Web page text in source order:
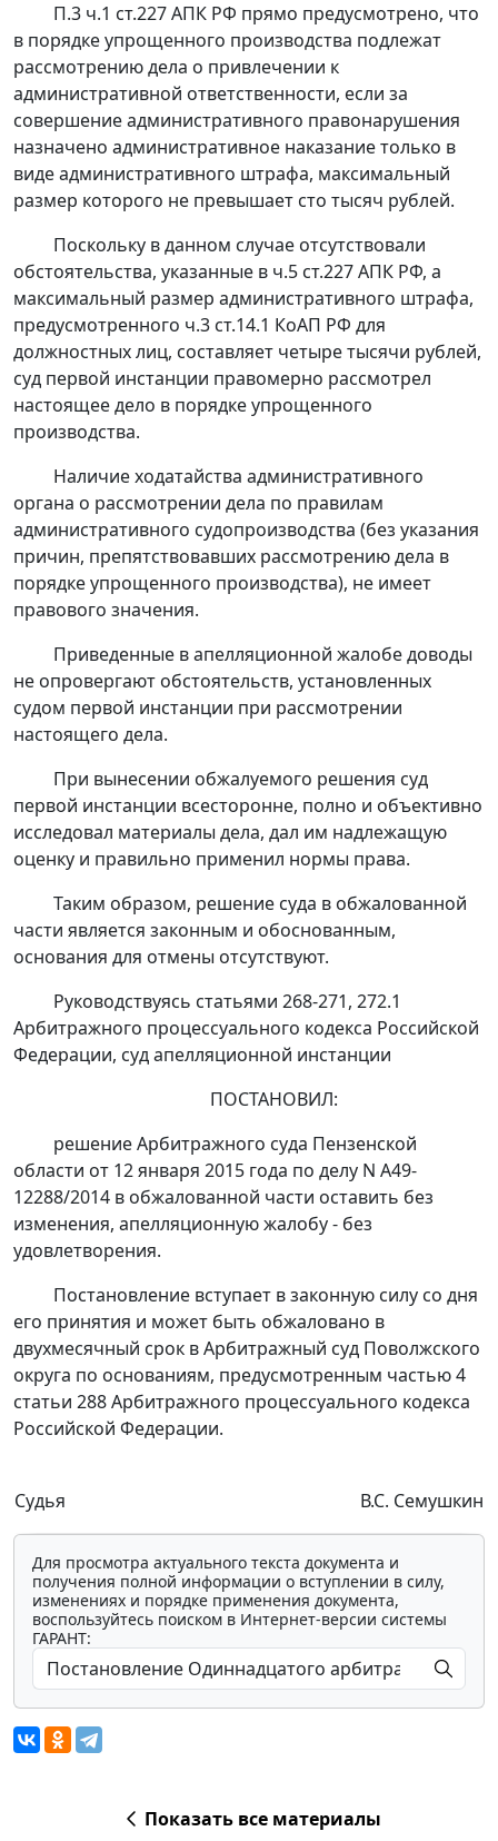
П.3 ч.1 ст.227АПК РФ прямо предусмотрено, что
в порядке упрощенного производства подлежат
рассмотрению дела о привлечении к
административной ответственности, если за
совершение административного правонарушения
назначено административное наказание только в
виде административного штрафа, максимальный
размер которого не превышает сто тысяч рублей.
Поскольку в данном случае отсутствовали
обстоятельства, указанные в ч.5 ст.227АПК РФ, а
максимальный размер административного штрафа,
предусмотренного ч.3 ст.14.1 КоАП РФ для
должностных лиц, составляет четыре тысячи рублей,
суд первой инстанции правомерно рассмотрел
настоящее дело в порядке упрощенного
производства.
Наличие ходатайства административного
органа о рассмотрении дела по правилам
административного судопроизводства (без указания
причин, препятствовавших рассмотрению дела в
порядке упрощенного производства), не имеет
правового значения.
Приведенные в апелляционной жалобе доводы
не опровергают обстоятельств, установленных
судом первой инстанции при рассмотрении
настоящего дела.
При вынесении обжалуемого решения суд
первой инстанции всесторонне, полно и объективно
исследовал материалы дела, дал им надлежащую
оценку и правильно применил нормы права.
Таким образом, решение суда в обжалованной
части является законным и обоснованным,
основания для отмены отсутствуют.
Руководствуясь статьями 268-271, 272.1
Арбитражного процессуального кодекса Российской
Федерации, суд апелляционной инстанции
ПОСТАНОВИЛ:
решениеАрбитражного суда Пензенской
области от 12 января 2015 года по делу N А49-
12288/2014 в обжалованной части оставить без
изменения, апелляционную жалобу - без
удовлетворения.
Постановление вступает в законную силу со дня
его принятия и может быть обжаловано в
двухмесячный срок в Арбитражный суд Поволжского
округа по основаниям, предусмотренным частью 4
статьи 288Арбитражного процессуального кодекса
Российской Федерации.
Судья В.С. Семушкин
Для просмотра актуального текста документа и
получения полной информации о вступлении в силу,
изменениях и порядке применения документа,
воспользуйтесь поиском в Интернет-версии системы
ГАРАНТ:
Показать все материалы